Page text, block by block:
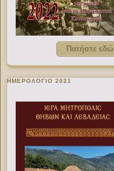
Πατήστε εδώ
ΗΜΕΡΟΛΟΓΙΟ 2021